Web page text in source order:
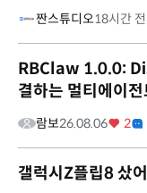
짠스튜디오18시간 전
RBClaw 1.0.0:
결하는 멀티에이
람보26.08.06 2
갤럭시Z플립8 샀